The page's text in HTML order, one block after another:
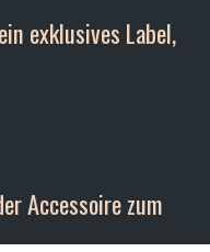
exklusives Label,
Accessoire zum